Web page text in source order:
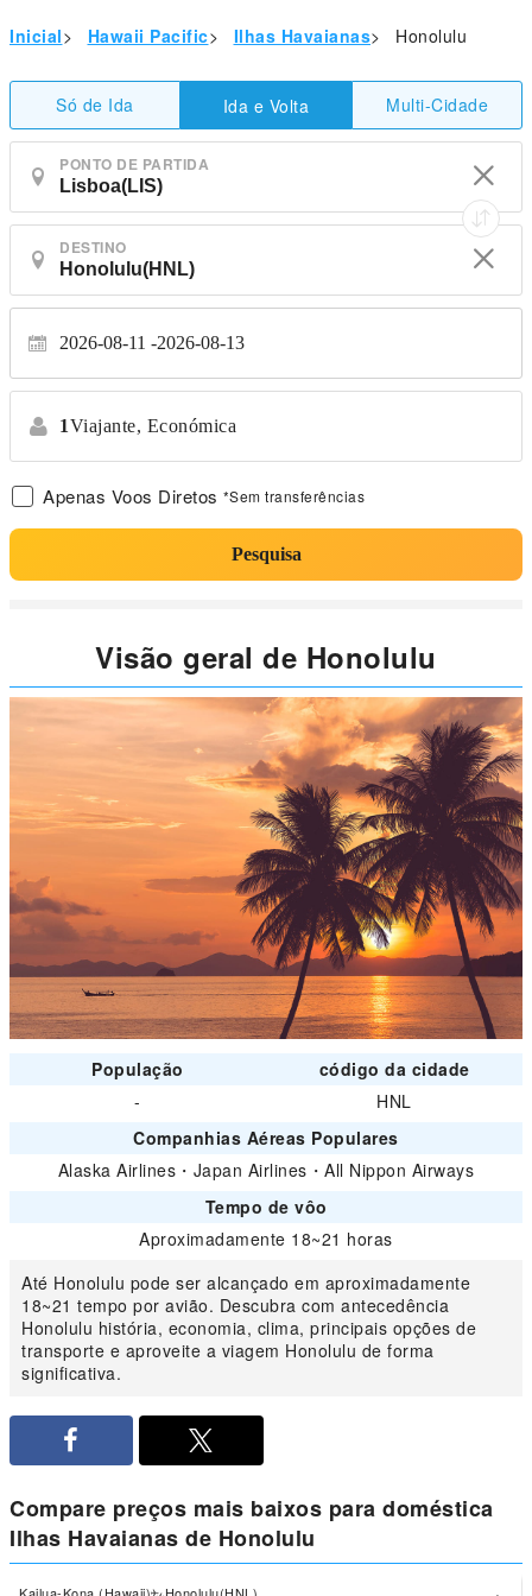
Inicial> Hawaii Pacific> Ilhas Havaianas> Honolulu
Só de Ida Ida e Volta Multi-Cidade
PONTO DE PARTIDA
DESTINO
2026-08-11 2026-08-13
1Viajante, Económica
Apenas Voos Diretos *Sem transferências
Pesquisa
Visão geral de Honolulu
População
código da cidade
-
HNL
Companhias Aéreas Populares
Alaska Airlines ・ Japan Airlines ・All Nippon Airways
Tempo de vôo
Aproximadamente 18~21 horas
Até Honolulu pode ser alcançado em aproximadamente
18~21 tempo por avião. Descubra com antecedência
Honolulu história, economia, clima, principais opções de
transporte e aproveite a viagem Honolulu de forma
significativa.
Compare preços mais baixos para doméstica
Ilhas Havaianas de Honolulu